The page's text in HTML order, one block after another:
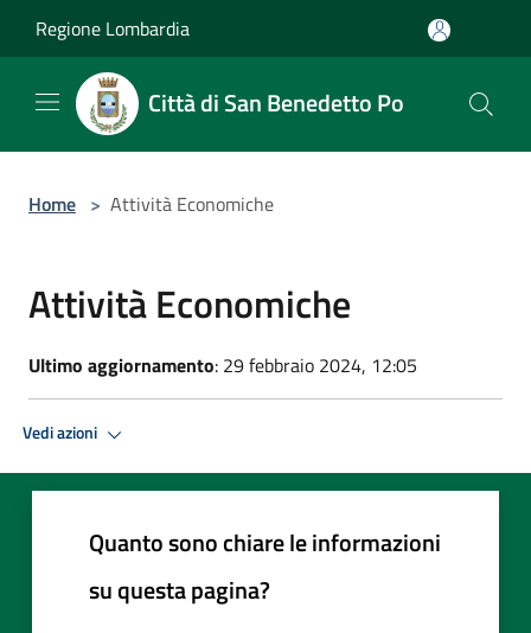
Regione Lombardia
Città di San Benedetto Po
Home > Attività Economiche
Attività Economiche
Ultimo aggiornamento: 29 febbraio 2024, 12:05
Vedi azioni
Quanto sono chiare le informazioni
su questa pagina?